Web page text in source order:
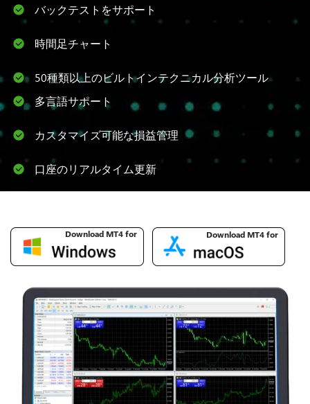
バックテストをサポート
時間足チャート
50種類以上のビルトインテクニカル分析ツール
多言語サポート
カスタマイズ可能な損益管理
口座のリアルタイム更新
Download MT4 for Download MT4 for